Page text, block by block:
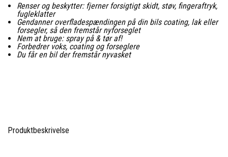
Renser og beskytter: fjerner forsigtigt skidt, støv, fingeraftryk,
fugleklatter
Gendanner overfladespændingen på din bils coating, lak eller
forsegler, så den fremstår nyforseglet
Nem at bruge: spray på & tør af!
Forbedrer voks, coating og forseglere
Du får en bil der fremstår nyvasket
Produktbeskrivelse